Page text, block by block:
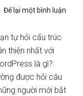
Để lại một bình luận
tự hỏi cấu trúc
thiện nhất với
là gì?
được hỏi câu
người mới bắt